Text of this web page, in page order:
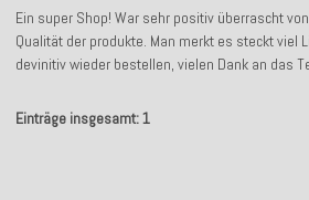
Ein super Shop! War sehr positiv überrascht
Qualität der produkte. Man merkt es steckt viel
devinitiv wieder bestellen, vielen Dank an das
Einträge insgesamt: 1